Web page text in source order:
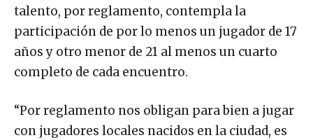
talento, por reglamento, contempla la
participación de por lo menos un jugador de 17
años y otro menor de 21 al menos un cuarto
completo de cada encuentro.
“Por reglamento nos obligan para bien a jugar
con jugadores locales nacidos en la ciudad, es